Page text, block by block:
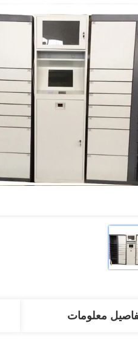
معلومات